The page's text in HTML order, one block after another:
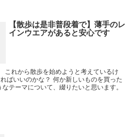
【散歩は是非普段着で】薄手のレ
インウエアがあると安心です
これから散歩を始めようと考えているけ
ばいいのかな？ 何か新しいものを買った
テーマについて、綴りたいと思います。